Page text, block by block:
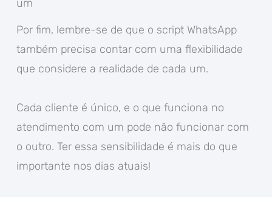
um
Por fim, lembre-se de que o script WhatsApp
também precisa contar com uma flexibilidade
que considere a realidade de cada um.
Cada cliente é único, e o que funciona no
atendimento com um pode não funcionar com
o outro. Ter essa sensibilidade é mais do que
importante nos dias atuais!